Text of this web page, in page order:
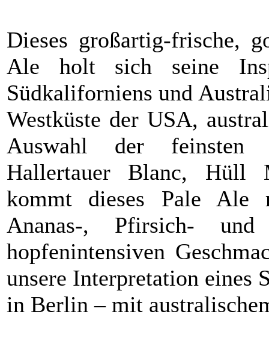
Dieses großartig-frische,
Ale holt sich seine
Südkaliforniens und
Westküste der USA,
Auswahl der feinsten
Hallertauer Blanc, Hüll
kommt dieses Pale Ale
Ananas-, Pfirsich-
hopfenintensiven
unsere Interpretation eines
in Berlin – mit